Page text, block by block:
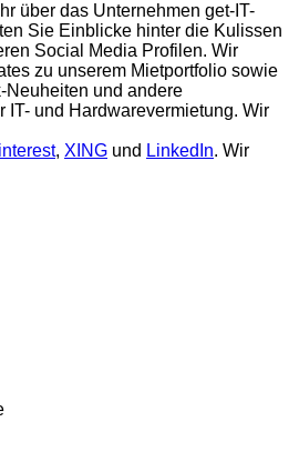
über das Unternehmen get-IT-
Sie Einblicke hinter die Kulissen
Social Media Profilen. Wir
zu unserem Mietportfolio sowie
Neuheiten und andere
IT- und Hardwarevermietung. Wir
, XING und LinkedIn. Wir